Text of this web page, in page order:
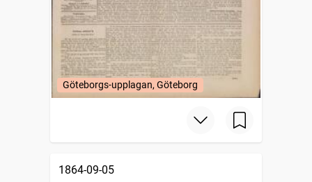
Göteborgs-upplagan, Göteborg
1864-09-05